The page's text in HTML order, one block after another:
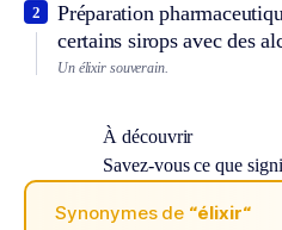
Préparation
certains sirops avec des
2
Un élixir souverain.
À découvrir
Savez-vous ce que
Synonymes de “élixir“